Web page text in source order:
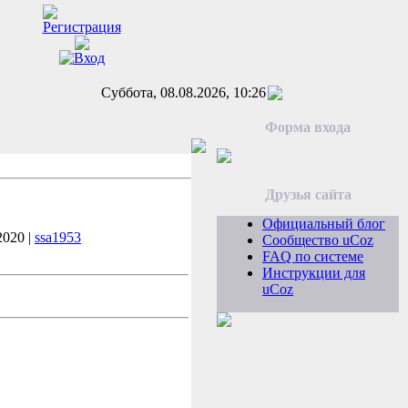
Суббота, 08.08.2026, 10:26
| ssa1953
Форма входа
Друзья сайта
Официальный блог
Сообщество uCoz
FAQ по системе
Инструкции для
uCoz